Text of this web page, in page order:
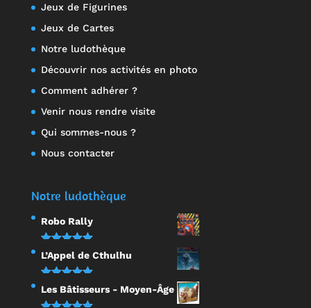
Jeux de Figurines
Jeux de Cartes
Notre ludothèque
Découvrir nos activités en photo
Comment adhérer ?
Venir nous rendre visite
Qui sommes-nous ?
Nous contacter
Notre ludothèque
Robo Rally
Note5.00
sur 5
L’Appel de Cthulhu
Note5.00
sur 5
Les Bâtisseurs - Moyen-Âge